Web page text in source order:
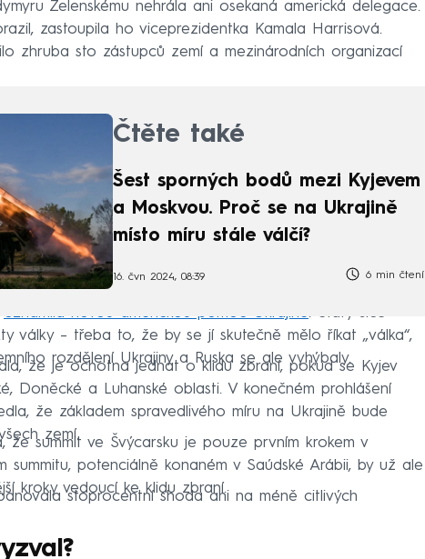
Zelenskému nehrála ani osekaná americká delegace.
zastoupila ho viceprezidentka Kamala Harrisová.
zhruba sto zástupců zemí a mezinárodních organizací
Čtěte také
Šest sporných bodů mezi Kyjevem
a Moskvou. Proč se na Ukrajině
místo míru stále válčí?
16. čvn 2024, 08:39 6 min čtení
oznámila novou americkou pomoc Ukrajině. Státy sice
války – třeba to, že by se jí skutečně mělo říkat „válka“,
rozdělení Ukrajiny a Ruska se ale vyhýbaly.
že je ochotna jednat o klidu zbraní, pokud se Kyjev
Doněcké a Luhanské oblasti. V konečném prohlášení
že základem spravedlivého míru na Ukrajině bude
zemí.
že summit ve Švýcarsku je pouze prvním krokem v
summitu, potenciálně konaném v Saúdské Arábii, by už ale
kroky vedoucí ke klidu zbraní.
stoprocentní shoda ani na méně citlivých